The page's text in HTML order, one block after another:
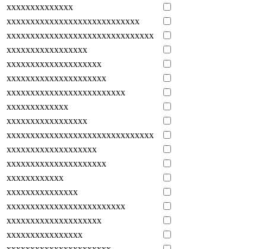
xxxxxxxxxxxxxx
xxxxxxxxxxxxxxxxxxxxxxxxxxxx
xxxxxxxxxxxxxxxxxxxxxxxxxxxxxxx
xxxxxxxxxxxxxxxxx
xxxxxxxxxxxxxxxxxxxx
xxxxxxxxxxxxxxxxxxxxx
xxxxxxxxxxxxxxxxxxxxxxxxx
xxxxxxxxxxxxx
xxxxxxxxxxxxxxxxx
xxxxxxxxxxxxxxxxxxxxxxxxxxxxxxx
xxxxxxxxxxxxxxxxxxx
xxxxxxxxxxxxxxxxxxxxx
xxxxxxxxxxxx
xxxxxxxxxxxxxxx
xxxxxxxxxxxxxxxxxxxxxxxxx
xxxxxxxxxxxxxxxxxxxx
xxxxxxxxxxxxxxxx